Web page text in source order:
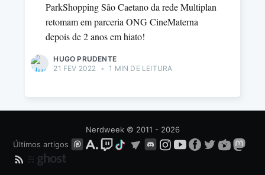
ParkShopping São Caetano da rede Multiplan
retomam em parceria ONG CineMaterna
depois de 2 anos em hiato!
HUGO PRUDENTE
21 FEV 2022 • 1 MIN DE LEITURA
Nerdweek© 2011 - 2026
Últimos artigos